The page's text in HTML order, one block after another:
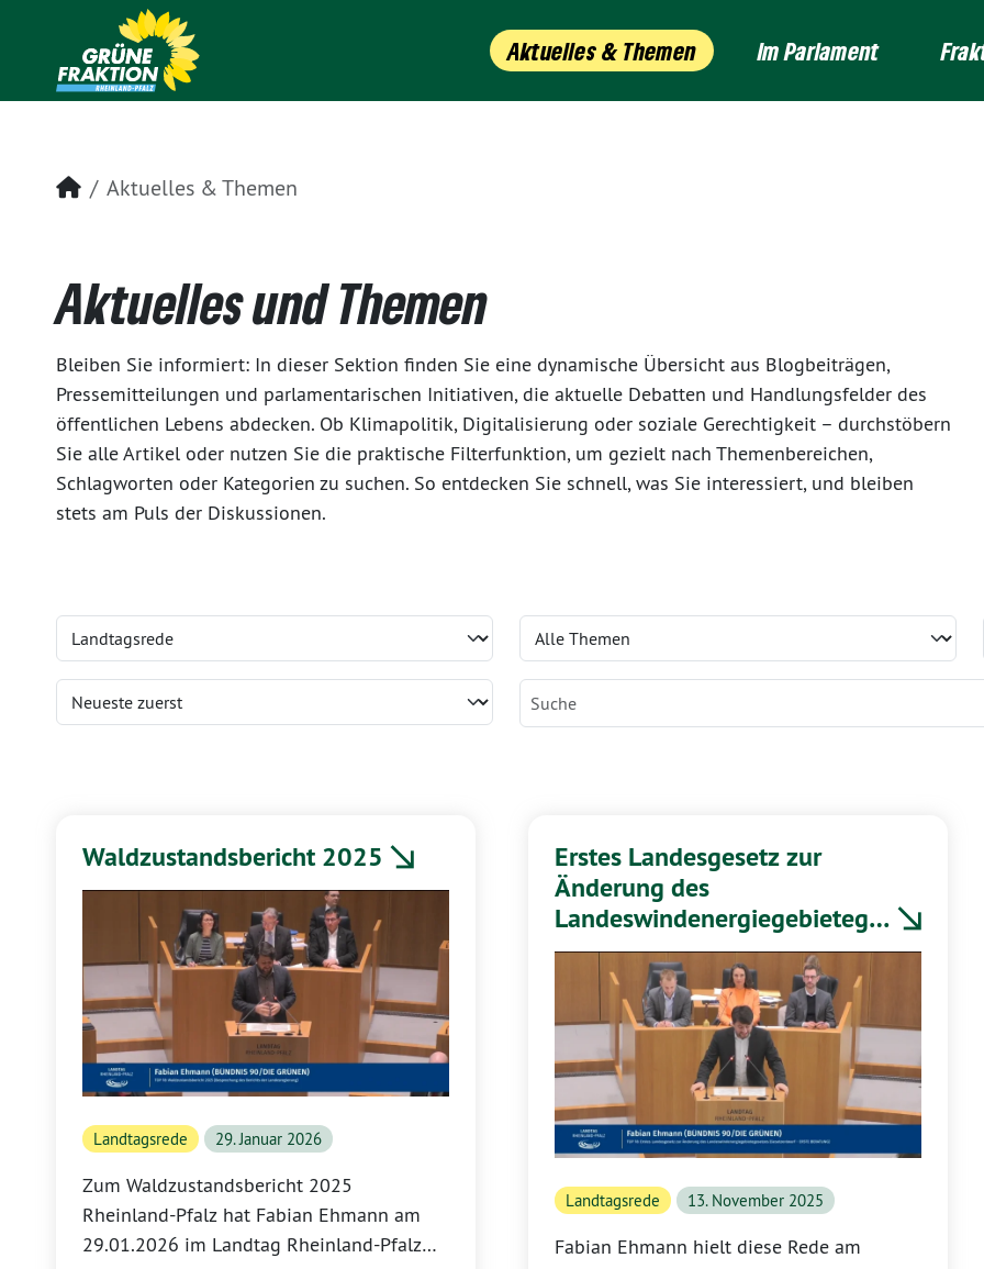
Aktuelles & Themen Im Parlament
Startseite
Aktuelles & Themen
Aktuelles und Themen
Bleiben Sie informiert: In dieser Sektion finden Sie eine dynamische Übersicht aus Blogbeiträgen,
Pressemitteilungen und parlamentarischen Initiativen, die aktuelle Debatten und Handlungsfelder des
öffentlichen Lebens abdecken. Ob Klimapolitik, Digitalisierung oder soziale Gerechtigkeit – durchstöbern
Sie alle Artikel oder nutzen Sie die praktische Filterfunktion, um gezielt nach Themenbereichen,
Schlagworten oder Kategorien zu suchen. So entdecken Sie schnell, was Sie interessiert, und bleiben
stets am Puls der Diskussionen.
Waldzustandsbericht 2025
Landtagsrede 29. Januar 2026
Zum Waldzustandsbericht 2025
Rheinland-Pfalz hat Fabian Ehmann am
29.01.2026 im Landtag Rheinland-Pfalz
Erstes Landesgesetz zur
Änderung des
Landeswindenergiegebietege
setzes
Landtagsrede 13. November 2025
Fabian Ehmann hielt diese Rede am